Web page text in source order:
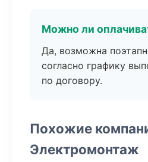
Можно ли
Да, возможна
согласно графику
по договору.
Похожие
Электромонтаж